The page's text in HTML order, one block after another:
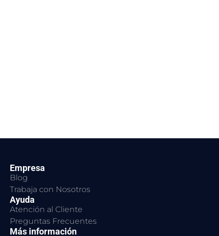
Empresa
Blog
Trabaja con Nosotros
Ayuda
Atención al Cliente
Preguntas Frecuentes
Más información